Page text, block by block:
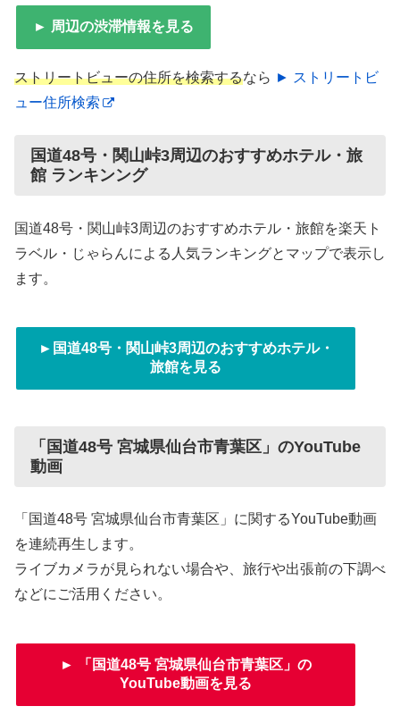
► 周辺の渋滞情報を見る
ストリートビューの住所を検索するなら ► ストリートビ
ュー住所検索
国道48号・関山峠3周辺のおすすめホテル・旅
館 ランキンング
国道48号・関山峠3周辺のおすすめホテル・旅館を楽天ト
ラベル・じゃらんによる人気ランキングとマップで表示し
ます。
►国道48号・関山峠3周辺のおすすめホテル・
旅館を見る
「国道48号 宮城県仙台市青葉区」のYouTube
動画
「国道48号 宮城県仙台市青葉区」に関するYouTube動画
を連続再生します。
ライブカメラが見られない場合や、旅行や出張前の下調べ
などにご活用ください。
► 「国道48号 宮城県仙台市青葉区」の
YouTube動画を見る